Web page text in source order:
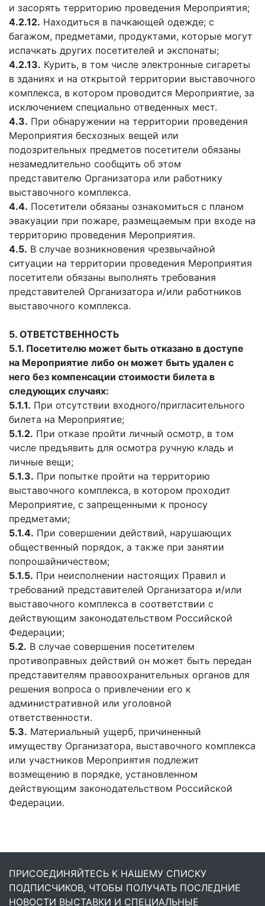
и засорять территорию проведения Мероприятия;
4.2.12. Находиться в пачкающей одежде; с
багажом, предметами, продуктами, которые могут
испачкать других посетителей и экспонаты;
4.2.13. Курить, в том числе электронные сигареты
в зданиях и на открытой территории выставочного
комплекса, в котором проводится Мероприятие, за
исключением специально отведенных мест.
4.3. При обнаружении на территории проведения
Мероприятия бесхозных вещей или
подозрительных предметов посетители обязаны
незамедлительно сообщить об этом
представителю Организатора или работнику
выставочного комплекса.
4.4. Посетители обязаны ознакомиться с планом
эвакуации при пожаре, размещаемым при входе на
территорию проведения Мероприятия.
4.5. В случае возникновения чрезвычайной
ситуации на территории проведения Мероприятия
посетители обязаны выполнять требования
представителей Организатора и/или работников
выставочного комплекса.
5. ОТВЕТСТВЕННОСТЬ
5.1. Посетителю может быть отказано в доступе
на Мероприятие либо он может быть удален с
него без компенсации стоимости билета в
следующих случаях:
5.1.1. При отсутствии входного/пригласительного
билета на Мероприятие;
5.1.2. При отказе пройти личный осмотр, в том
числе предъявить для осмотра ручную кладь и
личные вещи;
5.1.3. При попытке пройти на территорию
выставочного комплекса, в котором проходит
Мероприятие, с запрещенными к проносу
предметами;
5.1.4. При совершении действий, нарушающих
общественный порядок, а также при занятии
попрошайничеством;
5.1.5. При неисполнении настоящих Правил и
требований представителей Организатора и/или
выставочного комплекса в соответствии с
действующим законодательством Российской
Федерации;
5.2. В случае совершения посетителем
противоправных действий он может быть передан
представителям правоохранительных органов для
решения вопроса о привлечении его к
административной или уголовной
ответственности.
5.3. Материальный ущерб, причиненный
имуществу Организатора, выставочного комплекса
или участников Мероприятия подлежит
возмещению в порядке, установленном
действующим законодательством Российской
Федерации.
ПРИСОЕДИНЯЙТЕСЬ К НАШЕМУ СПИСКУ
ПОДПИСЧИКОВ, ЧТОБЫ ПОЛУЧАТЬ ПОСЛЕДНИЕ
НОВОСТИ ВЫСТАВКИ И СПЕЦИАЛЬНЫЕ